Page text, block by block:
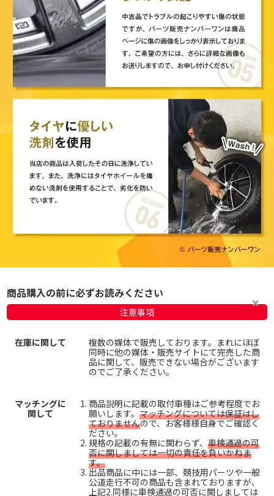
商品購入の前に必ずお読みください
注意事項
在庫に関して
複数の媒体で販売しております。まれにほぼ
同時に他の媒体・販売サイトにて完売した商
品に関して、販売できない場合がございます
のでご了承ください。
マッチングに
関して
商品説明に記載の取付車種はご参考程度でお
願いします。 マッチングについては保証はし
ておりませんので、お客様様自身でご確認く
ださい。
規格の記載の有無に関わらず、 車検通過の可
否に関しましては一切の責任を負いかねま
す。
出品商品に中には一部、競技用パーツや一般
公道走行不可の商品も含まれておりますが、
上記2.同様に車検通過の可否に関しましては